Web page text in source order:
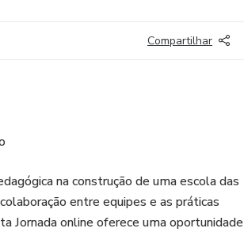
Compartilhar
na construção de uma escola das
entre equipes e as práticas
Jornada online oferece uma oportunidade